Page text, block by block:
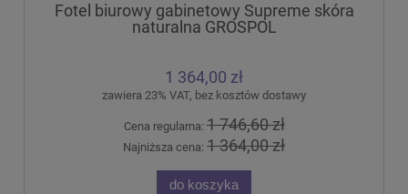
Fotel biurowy gabinetowy Supreme skóra
naturalna GROSPOL
1 364,00 zł
zawiera 23% VAT, bez kosztów dostawy
Cena regularna:1 746,60 zł
Najniższa cena: 1 364,00 zł
do koszyka